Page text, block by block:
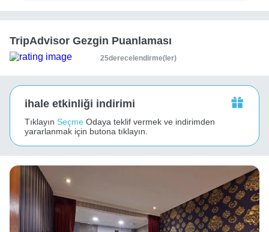
TripAdvisor Gezgin Puanlaması
25derecelendirme(ler)
ihale etkinliği indirimi
Tıklayın Seçme Odaya teklif vermek ve indirimden
yararlanmak için butona tıklayın.